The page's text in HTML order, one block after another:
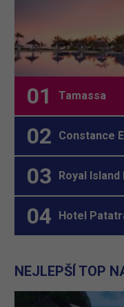
Tamassa
Constance
Royal
Hotel
NEJLEPŠÍ TOP